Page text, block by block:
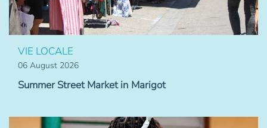
VIE LOCALE
06 August 2026
Summer Street Market in Marigot